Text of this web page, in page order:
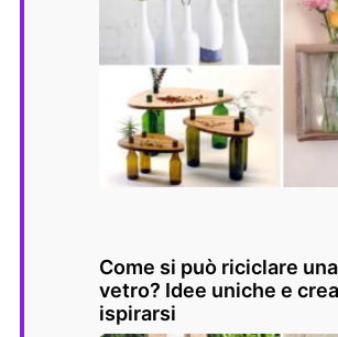
Come si può riciclare
vetro? Idee uniche e
ispirarsi